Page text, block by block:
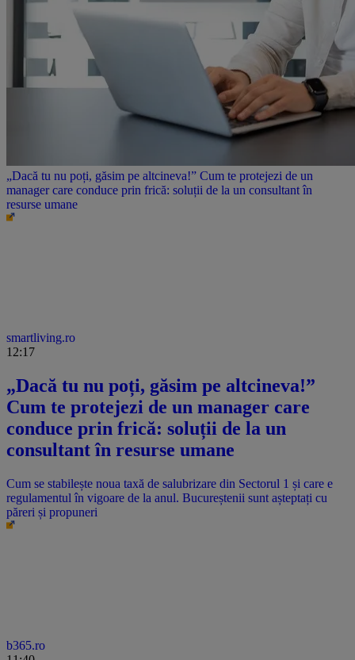
„Dacă tu nu poți, găsim pe altcineva!” Cum te protejezi de un
manager care conduce prin frică: soluții de la un consultant în
resurse umane
smartliving.ro
12:17
„Dacă tu nu poți, găsim pe altcineva!”
Cum te protejezi de un manager care
conduce prin frică: soluții de la un
consultant în resurse umane
Cum se stabilește noua taxă de salubrizare din Sectorul 1 și care e
regulamentul în vigoare de la anul. Bucureștenii sunt așteptați cu
păreri și propuneri
b365.ro